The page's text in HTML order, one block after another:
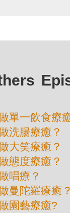
單一飲食療
洗腸療癒？
大笑療癒？
態度療癒？
唱療？
曼陀羅療癒
園藝療癒?